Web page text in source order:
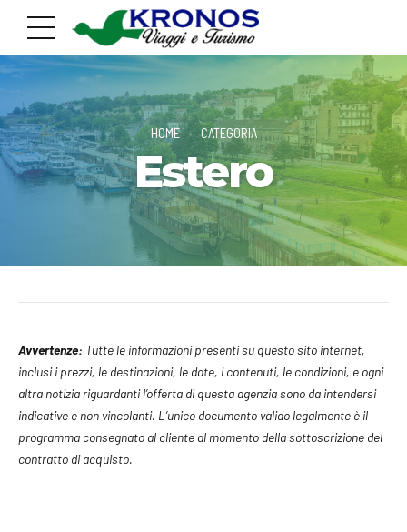
HOME CATEGORIA
Estero
Avvertenze: Tutte le informazioni presenti su questo sito internet,
inclusi i prezzi, le destinazioni, le date, i contenuti, le condizioni, e ogni
altra notizia riguardanti l’offerta di questa agenzia sono da intendersi
indicative e non vincolanti. L’unico documento valido legalmente è il
programma consegnato al cliente al momento della sottoscrizione del
contratto di acquisto.